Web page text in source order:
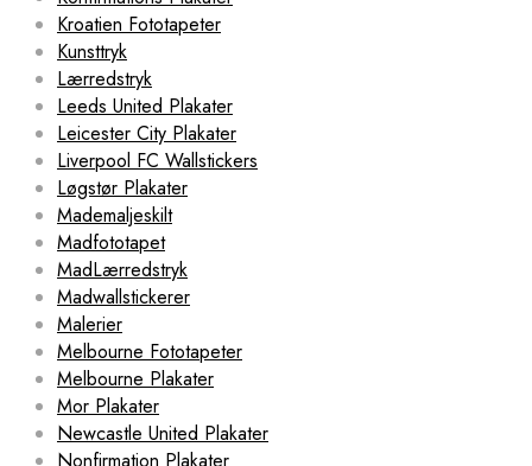
Kroatien Fototapeter
Kunsttryk
Lærredstryk
Leeds United Plakater
Leicester City Plakater
Liverpool FC Wallstickers
Løgstør Plakater
Mademaljeskilt
Madfototapet
MadLærredstryk
Madwallstickerer
Malerier
Melbourne Fototapeter
Melbourne Plakater
Mor Plakater
Newcastle United Plakater